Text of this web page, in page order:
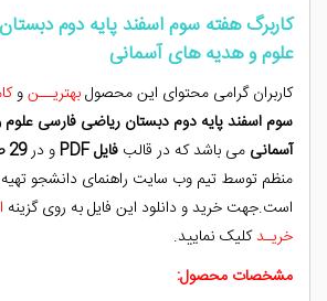
علوم
هدیه
های
آسمانی
عدد
کاربرگ هفته سوم اسفند پایه دوم
علوم و هدیه های آسمانی
کاربران گرامی محتوای این محصولبهتریــنو
سوم اسفند پایه دوم دبستان ریاضی فارسی
آسمانی می باشد که در قالب فایل PDF و در29 صفحه
منظم توسط تیم وب سایت راهنمای دانشجو
است.جهت خرید و دانلود این فایل به روی گزینه
خریـدکلیک نمایید.
مشخصات محصول: